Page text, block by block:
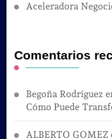
Aceleradora
Comentarios
Begoña Rodríguez
Cómo Puede
ALBERTO GOMEZ